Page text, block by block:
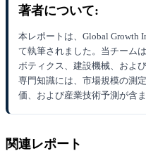
著者について:
本レポートは、Global Growth
て執筆されました。当チーム
ボティクス、建設機械、およ
専門知識には、市場規模の測
価、および産業技術予測が含ま
関連レポート